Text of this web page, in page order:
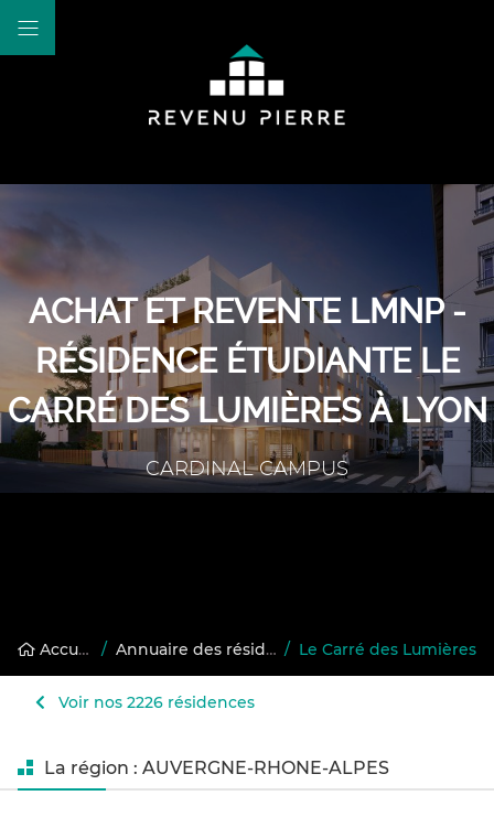
ACHAT ET REVENTE LMNP -
RÉSIDENCE ÉTUDIANTE LE
CARRÉ DES LUMIÈRES À LYON
CARDINAL CAMPUS
Accueil / Annuaire des résidences gérées / Le Carré des Lumières
Voir nos 2226 résidences
La région : AUVERGNE-RHONE-ALPES